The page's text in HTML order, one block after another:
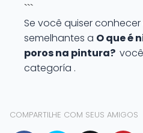
```
Se você quiser
semelhantes a O que é
poros na pintura?
categoría .
COMPARTILHE COM SEUS AMIGOS